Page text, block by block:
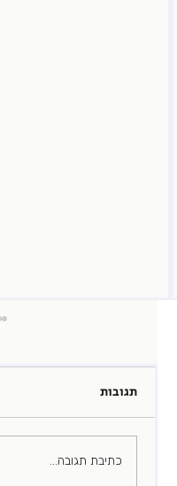
מלוכסנת
תגובות
כתיבת תגובה...